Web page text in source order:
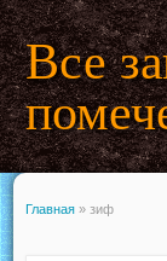
Все
Главная » зиф